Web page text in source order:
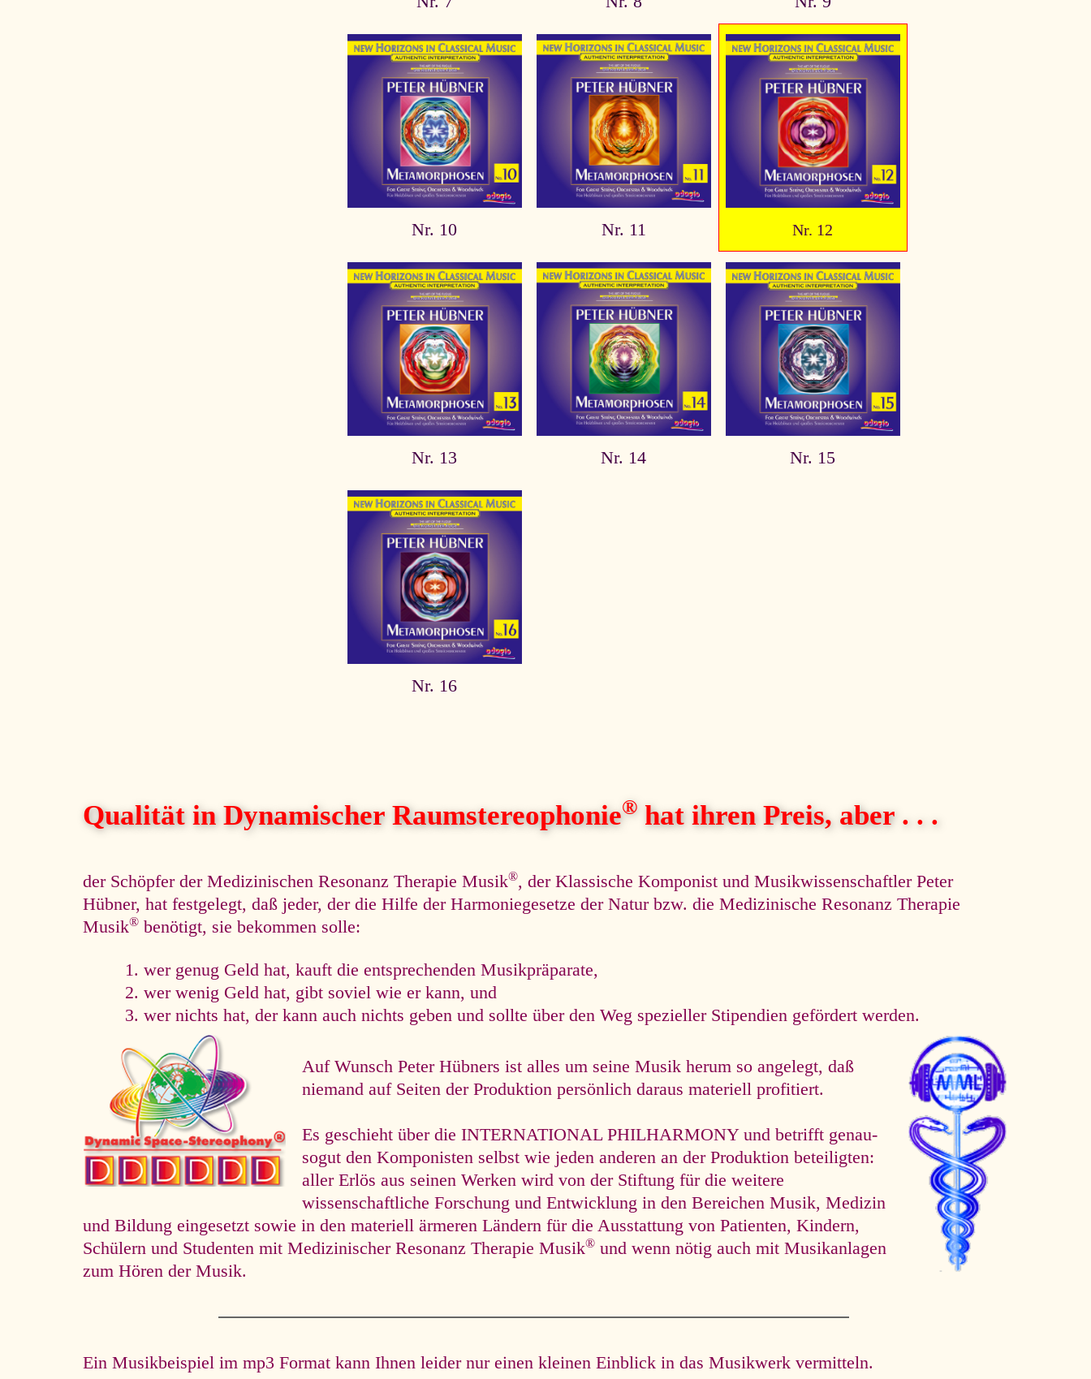
Nr. 10 Nr. 11 Nr. 12
Nr. 13 Nr. 14 Nr. 15
Nr. 16
Qualität in Dynamischer Raumstereophonie® hat ihren Preis, aber . . .
der Schöpfer der Medizinischen Resonanz Therapie Musik®, der Klassische Komponist und Musikwissenschaftler Peter
Hübner, hat festgelegt, daß jeder, der die Hilfe der Harmoniegesetze der Natur bzw. die Medizinische Resonanz Therapie
Musik® benötigt, sie bekommen solle:
wer genug Geld hat, kauft die entsprechenden Musikpräparate,
wer wenig Geld hat, gibt soviel wie er kann, und
wer nichts hat, der kann auch nichts geben und sollte über den Weg spezieller Stipendien gefördert werden.
Auf Wunsch Peter Hübners ist alles um seine Musik herum so angelegt, daß
niemand auf Seiten der Produktion persönlich daraus materiell profitiert.
Es geschieht über die INTERNATIONAL PHILHARMONY und betrifft ge­nau­
so­gut den Komponisten selbst wie jeden anderen an der Produktion beteiligten:
aller Erlös aus seinen Werken wird von der Stiftung für die weitere
wissenschaftliche Forschung und Entwicklung in den Bereichen Musik, Medizin
und Bildung eingesetzt sowie in den materiell ärmeren Ländern für die Ausstattung von Patienten, Kindern,
Schülern und Studenten mit Medizinischer Resonanz Therapie Musik® und wenn nötig auch mit Musikanlagen
zum Hören der Musik.
Ein Musikbeispiel im mp3 Format kann Ihnen leider nur einen kleinen Einblick in das Musikwerk vermitteln.